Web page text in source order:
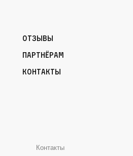
Отзывы
Партнёрам
Контакты
Контакты